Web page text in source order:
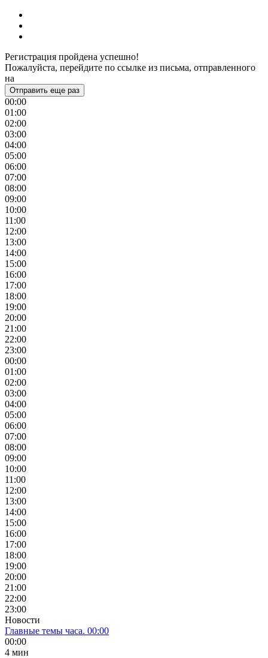
Регистрация пройдена успешно!
Пожалуйста, перейдите по ссылке из письма, отправленного
на
Отправить еще раз
00:00
01:00
02:00
03:00
04:00
05:00
06:00
07:00
08:00
09:00
10:00
11:00
12:00
13:00
14:00
15:00
16:00
17:00
18:00
19:00
20:00
21:00
22:00
23:00
00:00
01:00
02:00
03:00
04:00
05:00
06:00
07:00
08:00
09:00
10:00
11:00
12:00
13:00
14:00
15:00
16:00
17:00
18:00
19:00
20:00
21:00
22:00
23:00
Новости
Главные темы часа. 00:00
00:00
4 мин